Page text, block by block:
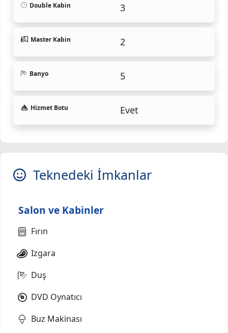
Double Kabin 3
Master Kabin 2
Banyo 5
Hizmet Botu Evet
Teknedeki İmkanlar
Salon ve Kabinler
Fırın
Izgara
Duş
DVD Oynatıcı
Buz Makinası